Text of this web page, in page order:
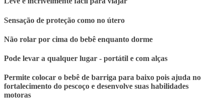
Sensação de proteção como no útero
Não rolar por cima do bebê enquanto dorme
Pode levar a qualquer lugar - portátil e com alças
Permite colocar o bebê de barriga para baixo pois ajuda no
fortalecimento do pescoço e desenvolve suas habilidades
motoras